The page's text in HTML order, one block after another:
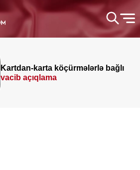
Kartdan-karta köçürmələrlə bağlı
vacib açıqlama